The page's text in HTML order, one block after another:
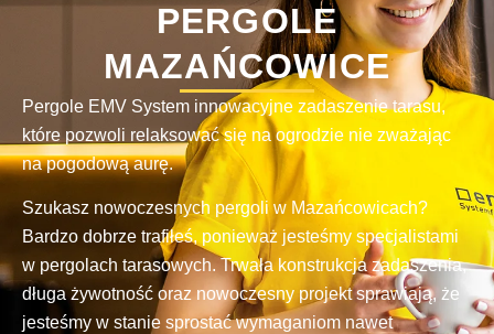
PERGOLE
MAZAŃCOWICE
Pergole EMV System innowacyjne zadaszenie tarasu,
które pozwoli relaksować się na ogrodzie nie zważając
na pogodową aurę.
Szukasz nowoczesnych pergoli w Mazańcowicach?
Bardzo dobrze trafiłeś, ponieważ jesteśmy specjalistami
w pergolach tarasowych. Trwała konstrukcja zadaszenia,
długa żywotność oraz nowoczesny projekt sprawiają, że
jesteśmy w stanie sprostać wymaganiom nawet